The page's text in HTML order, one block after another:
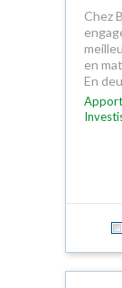
Chez
en
En